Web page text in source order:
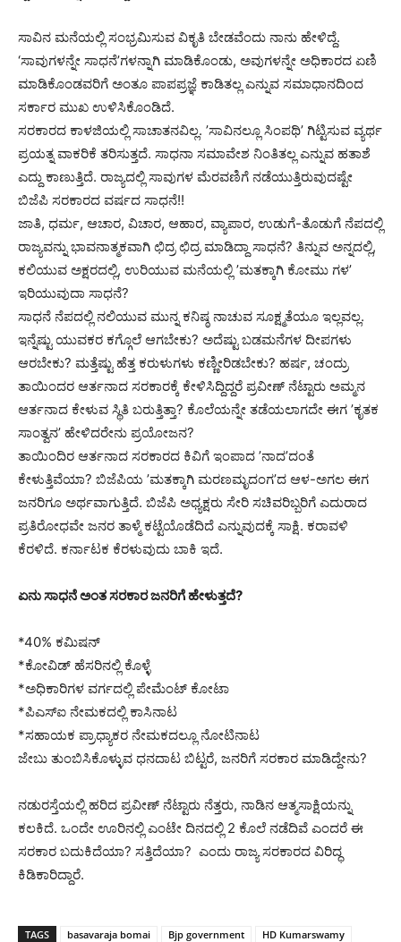
ಸಾವಿನ ಮನೆಯಲ್ಲಿ ಸಂಭ್ರಮಿಸುವ ವಿಕೃತಿ ಬೇಡವೆಂದು ನಾನು ಹೇಳಿದ್ದೆ.
‘ಸಾವುಗಳನ್ನೇ ಸಾಧನೆʼಗಳನ್ನಾಗಿ ಮಾಡಿಕೊಂಡು, ಅವುಗಳನ್ನೇ ಅಧಿಕಾರದ ಏಣಿ
ಮಾಡಿಕೊಂಡವರಿಗೆ ಅಂತೂ ಪಾಪಪ್ರಜ್ಞೆ ಕಾಡಿತಲ್ಲ ಎನ್ನುವ ಸಮಾಧಾನದಿಂದ
ಸರ್ಕಾರ ಮುಖ ಉಳಿಸಿಕೊಂಡಿದೆ.
ಸರಕಾರದ ಕಾಳಜಿಯಲ್ಲಿ ಸಾಚಾತನವಿಲ್ಲ. ʼಸಾವಿನಲ್ಲೂ ಸಿಂಪಥಿʼ ಗಿಟ್ಟಿಸುವ ವ್ಯರ್ಥ
ಪ್ರಯತ್ನ ವಾಕರಿಕೆ ತರಿಸುತ್ತದೆ. ಸಾಧನಾ ಸಮಾವೇಶ ನಿಂತಿತಲ್ಲ ಎನ್ನುವ ಹತಾಶೆ
ಎದ್ದು ಕಾಣುತ್ತಿದೆ. ರಾಜ್ಯದಲ್ಲಿ ಸಾವುಗಳ ಮೆರವಣಿಗೆ ನಡೆಯುತ್ತಿರುವುದಷ್ಟೇ
ಬಿಜೆಪಿ ಸರಕಾರದ ವರ್ಷದ ಸಾಧನೆ!!
ಜಾತಿ, ಧರ್ಮ, ಆಚಾರ, ವಿಚಾರ, ಆಹಾರ, ವ್ಯಾಪಾರ, ಉಡುಗೆ-ತೊಡುಗೆ ನೆಪದಲ್ಲಿ
ರಾಜ್ಯವನ್ನು ಭಾವನಾತ್ಮಕವಾಗಿ ಛಿದ್ರ ಛಿದ್ರ ಮಾಡಿದ್ದಾ ಸಾಧನೆ? ತಿನ್ನುವ ಅನ್ನದಲ್ಲಿ,
ಕಲಿಯುವ ಅಕ್ಷರದಲ್ಲಿ, ಉರಿಯುವ ಮನೆಯಲ್ಲಿ ʼಮತಕ್ಕಾಗಿ ಕೋಮು ಗಳʼ
ಇರಿಯುವುದಾ ಸಾಧನೆ?
ಸಾಧನೆ ನೆಪದಲ್ಲಿ ನಲಿಯುವ ಮುನ್ನ ಕನಿಷ್ಠ ನಾಚುವ ಸೂಕ್ಷ್ಮತೆಯೂ ಇಲ್ಲವಲ್ಲ.
ಇನ್ನೆಷ್ಟು ಯುವಕರ ಕಗ್ಗೊಲೆ ಆಗಬೇಕು? ಅದೆಷ್ಟು ಬಡಮನೆಗಳ ದೀಪಗಳು
ಆರಬೇಕು? ಮತ್ತೆಷ್ಟು ಹೆತ್ತ ಕರುಳುಗಳು ಕಣ್ಣೀರಿಡಬೇಕು? ಹರ್ಷ, ಚಂದ್ರು
ತಾಯಿಂದರ ಆರ್ತನಾದ ಸರಕಾರಕ್ಕೆ ಕೇಳಿಸಿದ್ದಿದ್ದರೆ ಪ್ರವೀಣ್ ನೆಟ್ಟಾರು ಅಮ್ಮನ
ಆರ್ತನಾದ ಕೇಳುವ ಸ್ಥಿತಿ ಬರುತ್ತಿತ್ತಾ? ಕೊಲೆಯನ್ನೇ ತಡೆಯಲಾಗದೇ ಈಗ ʼಕೃತಕ
ಸಾಂತ್ವನʼ ಹೇಳಿದರೇನು ಪ್ರಯೋಜನ?
ತಾಯಿಂದಿರ ಆರ್ತನಾದ ಸರಕಾರದ ಕಿವಿಗೆ ಇಂಪಾದ ʼನಾದʼದಂತೆ
ಕೇಳುತ್ತಿವೆಯಾ? ಬಿಜೆಪಿಯ ʼಮತಕ್ಕಾಗಿ ಮರಣಮೃದಂಗʼದ ಆಳ-ಅಗಲ ಈಗ
ಜನರಿಗೂ ಅರ್ಥವಾಗುತ್ತಿದೆ. ಬಿಜೆಪಿ ಅಧ್ಯಕ್ಷರು ಸೇರಿ ಸಚಿವರಿಬ್ಬರಿಗೆ ಎದುರಾದ
ಪ್ರತಿರೋಧವೇ ಜನರ ತಾಳ್ಮೆ ಕಟ್ಟೆಯೊಡೆದಿದೆ ಎನ್ನುವುದಕ್ಕೆ ಸಾಕ್ಷಿ. ಕರಾವಳಿ
ಕೆರಳಿದೆ. ಕರ್ನಾಟಕ ಕೆರಳುವುದು ಬಾಕಿ ಇದೆ.
ಏನು ಸಾಧನೆ ಅಂತ ಸರಕಾರ ಜನರಿಗೆ ಹೇಳುತ್ತದೆ?
*40% ಕಮಿಷನ್
*ಕೋವಿಡ್ ಹೆಸರಿನಲ್ಲಿ ಕೊಳ್ಳೆ
*ಅಧಿಕಾರಿಗಳ ವರ್ಗದಲ್ಲಿ ಪೇಮೆಂಟ್‌ ಕೋಟಾ
*ಪಿಎಸ್ಐ ನೇಮಕದಲ್ಲಿ ಕಾಸಿನಾಟ
*ಸಹಾಯಕ ಪ್ರಾಧ್ಯಾಕರ ನೇಮಕದಲ್ಲೂ ನೋಟಿನಾಟ
ಜೇಬು ತುಂಬಿಸಿಕೊಳ್ಳುವ ಧನದಾಟ ಬಿಟ್ಟರೆ, ಜನರಿಗೆ ಸರಕಾರ ಮಾಡಿದ್ದೇನು?
ನಡುರಸ್ತೆಯಲ್ಲಿ ಹರಿದ ಪ್ರವೀಣ್ ನೆಟ್ಟಾರು ನೆತ್ತರು, ನಾಡಿನ ಆತ್ಮಸಾಕ್ಷಿಯನ್ನು
ಕಲಕಿದೆ. ಒಂದೇ ಊರಿನಲ್ಲಿ ಎಂಟೇ ದಿನದಲ್ಲಿ 2 ಕೊಲೆ ನಡೆದಿವೆ ಎಂದರೆ ಈ
ಸರಕಾರ ಬದುಕಿದೆಯಾ? ಸತ್ತಿದೆಯಾ? ಎಂದು ರಾಜ್ಯ ಸರಕಾರದ ವಿರಿದ್ಧ
ಕಿಡಿಕಾರಿದ್ದಾರೆ.
TAGS basavaraja bomai Bjp government
HD Kumarswamy